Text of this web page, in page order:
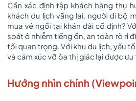
Cần xác định tập khách hàng thụ
khách du lịch vãng lai, người đi bộ
mua vé ngồi tại khán đài cố định?
soát ô nhiễm tiếng ồn, an toàn rò rỉ
tối quan trọng. Với khu du lịch, yếu
và cảm xúc vỡ òa thị giác lại được
Hướng nhìn chính